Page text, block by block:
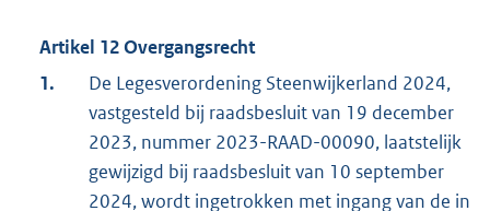
Artikel 12 Overgangsrecht
1.
De Legesverordening Steenwijkerland 2024,
vastgesteld bij raadsbesluit van 19 december
2023, nummer 2023-RAAD-00090, laatstelijk
gewijzigd bij raadsbesluit van 10 september
2024, wordt ingetrokken met ingang van de in